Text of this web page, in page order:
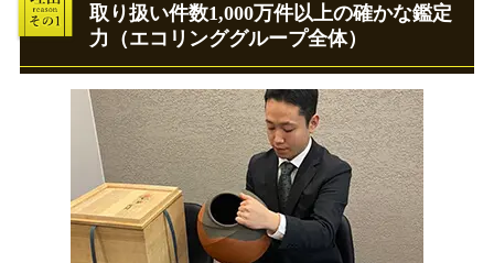
取り扱い件数1,000万件以上の確かな鑑定
力（エコリンググループ全体）